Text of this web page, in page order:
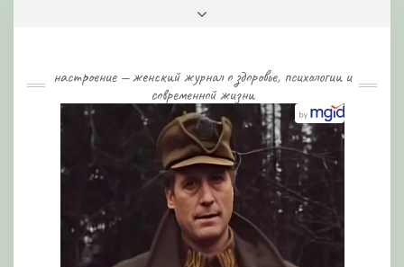
настроение — женский журнал о здоровье, психологии и
современной жизни